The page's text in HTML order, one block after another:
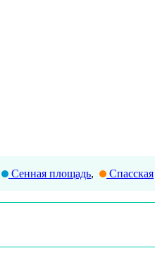
Сенная площадь, Спасская